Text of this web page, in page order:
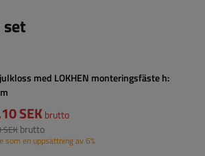
med LOKHEN monteringsfäste h:
SEKbrutto
brutto
som en uppsättning av 6%